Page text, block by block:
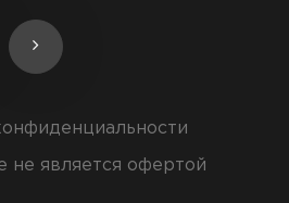
не является офертой